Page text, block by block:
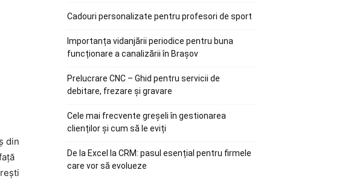
din
Cadouri personalizate pentru profesori de sport
Importanța vidanjării periodice pentru buna
funcționare a canalizării în Brașov
Prelucrare CNC – Ghid pentru servicii de
debitare, frezare și gravare
Cele mai frecvente greșeli în gestionarea
clienților și cum să le eviți
De la Excel la CRM: pasul esențial pentru firmele
care vor să evolueze